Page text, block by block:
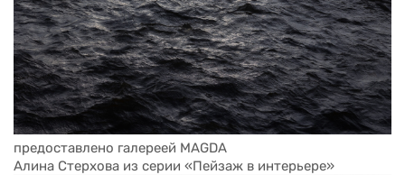
предоставлено галереей MAGDA
Алина Стерхова из серии «Пейзаж в интерьере»